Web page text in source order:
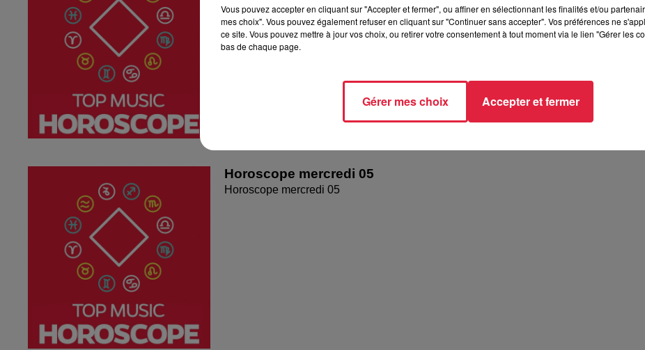
Horoscope mercredi 05
Horoscope mercredi 05
Vous pouvez accepter en cliquant sur "Accepter et fermer", ou affiner en sélectionnant les finalités et/ou
mes choix". Vous pouvez également refuser en cliquant sur "Continuer sans accepter". Vos préférences ne
ce site. Vous pouvez mettre à jour vos choix, ou retirer votre consentement à tout moment via le lien "Gérer les
bas de chaque page.
Gérer mes choix Accepter et fermer